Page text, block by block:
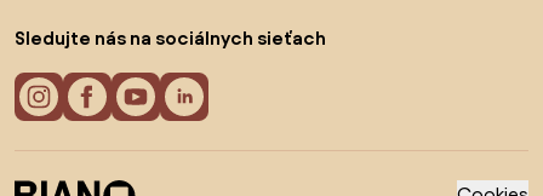
Sledujte nás na sociálnych sieťach